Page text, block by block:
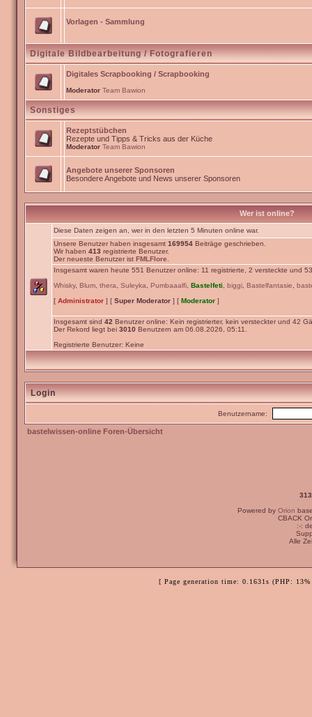
Vorlagen - Sammlung
Digitale Bildbearbeitung / Fotografieren
Digitales Scrapbooking / Scrapbooking
Moderator Team Bawion
Sonstiges
Rezeptstübchen
Rezepte und Tipps & Tricks aus der Küche
Moderator Team Bawion
Angebote unserer Sponsoren
Besondere Angebote und News unserer Sponsoren
Wer ist online?
Diese Daten zeigen an, wer in den letzten 5 Minuten online war.
Unsere Benutzer haben insgesamt 169954 Beiträge geschrieben.
Wir haben 413 registrierte Benutzer.
Der neueste Benutzer ist FMLFlore
Insgesamt waren heute 551 Benutzer online: 11 registrierte, 2 versteckte und
Whisky, Blum thera Suleyka Pumbaaalfi Bastelfeti biggi Bastelfantasie
[ Administrator ] [ Super Moderator ] [ Moderator ]
Insgesamt sind 42 Benutzer online: Kein registrierter, kein versteckter und 42
Der Rekord liegt bei 3010 Benutzern am 06.08.2026, 05:11.
Registrierte Benutzer: Keine
Login
Benutzername:
bastelwissen-online Foren-Übersicht
Powered by Orion
CBACK
:-:
Alle
[ Page generation time: 0.1631s (PHP: